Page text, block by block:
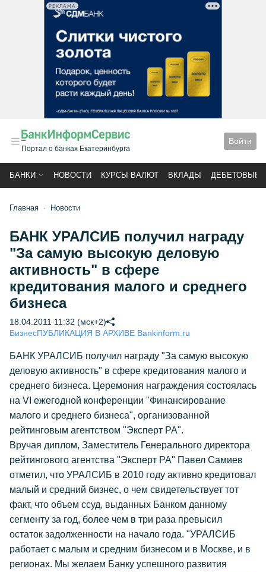
РЕКЛАМА
Портал о банках Екатеринбурга
Войти
БАНКИ НОВОСТИ КУРСЫ ВАЛЮТ ВКЛАДЫ ДЕБЕТОВЫЕ
Главная Новости
БАНК УРАЛСИБ получил награду
"За самую высокую деловую
активность" в сфере
кредитования малого и среднего
бизнеса
18.04.2011 11:32 (мск+2)
БизнесПУБЛИКАЦИЯ В АРХИВЕ Bankinform.ru
БАНК УРАЛСИБ получил награду "За самую высокую
деловую активность" в сфере кредитования малого и
среднего бизнеса. Церемония награждения состоялась
на VI ежегодной конференции "Финансирование
малого и среднего бизнеса", организованной
рейтинговым агентством "Эксперт РА".
Вручая диплом, Заместитель Генерального директора
рейтингового агентства "Эксперт РА" Павел Самиев
отметил, что УРАЛСИБ в 2010 году активно кредитовал
малый и средний бизнес, о чем свидетельствует тот
факт, что объем ссуд, выданных Банком данному
сегменту за год, более чем в три раза превысил
остаток задолженности на начало года. "УРАЛСИБ
работает с малым и средним бизнесом и в Москве, и в
регионах. Мы желаем Банку успешного развития